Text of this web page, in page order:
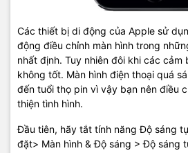
Các thiết bị di động của Apple sử
động điều chỉnh màn hình trong
nhất định. Tuy nhiên đôi khi các cảm
không tốt. Màn hình điện thoại quá
đến tuổi thọ pin vì vậy bạn nên điều
thiện tình hình.
Đầu tiên, hãy tắt tính năng Độ sáng
đặt> Màn hình & Độ sáng > Độ sáng